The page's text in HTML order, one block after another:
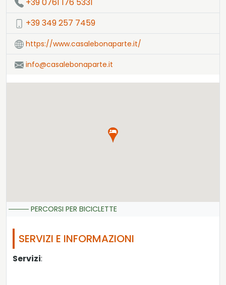
+39 349 257 7459
https://www.casalebonaparte.it/
info@casalebonaparte.it
PERCORSI PER BICICLETTE
SERVIZI E INFORMAZIONI
Servizi: